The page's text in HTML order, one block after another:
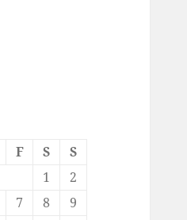
F S
S
1
2
7 8
9